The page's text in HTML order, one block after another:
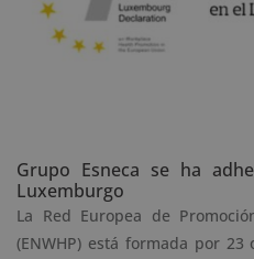
Grupo Esneca se ha
Luxemburgo
La Red Europea de
(ENWHP) está formada por